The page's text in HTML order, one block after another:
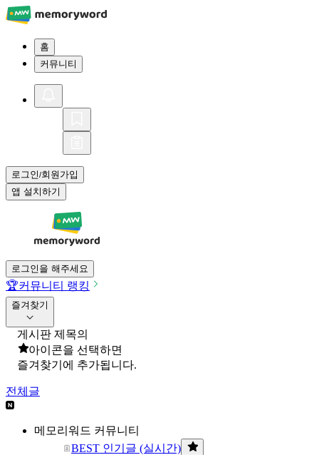
홈
커뮤니티
로그인/회원가입
앱 설치하기
로그인을 해주세요
🏆커뮤니티 랭킹
즐겨찾기
게시판 제목의
아이콘을 선택하면
즐겨찾기에 추가됩니다.
전체글
메모리워드 커뮤니티
BEST 인기글 (실시간)